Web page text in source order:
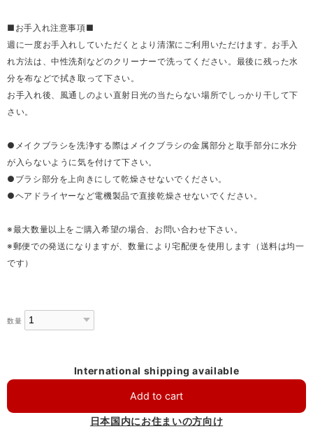
■お手入れ注意事項■
週に一度お手入れしていただくとより清潔にご利用いただけます。お手入
れ方法は、中性洗剤などのクリーナーで洗ってください。最後に残った水
分を布などで拭き取って下さい。
お手入れ後、風通しのよい直射日光の当たらない場所でしっかり干して下
さい。
●メイクブラシを洗浄する際はメイクブラシの金属部分と取手部分に水分
が入らないように気を付けて下さい。
●ブラシ部分を上向きにして乾燥させないでください。
●ヘアドライヤーなど電機製品で直接乾燥させないでください。
※最大数量以上をご購入希望の場合、お問い合わせ下さい。
※郵便での発送になりますが、数量により宅配便を使用します（送料は均一
です）
数量
International shipping available
Add to cart
日本国内にお住まいの方向け